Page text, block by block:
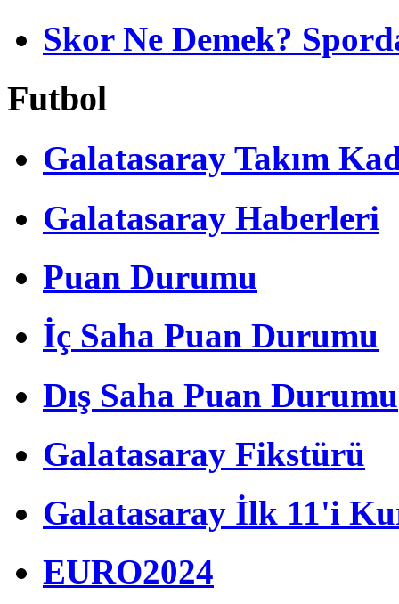
Skor Ne Demek?
Futbol
Galatasaray Takım
Galatasaray Haberleri
Puan Durumu
İç Saha Puan Durumu
Dış Saha Puan Durumu
Galatasaray Fikstürü
Galatasaray İlk 11'i
EURO2024